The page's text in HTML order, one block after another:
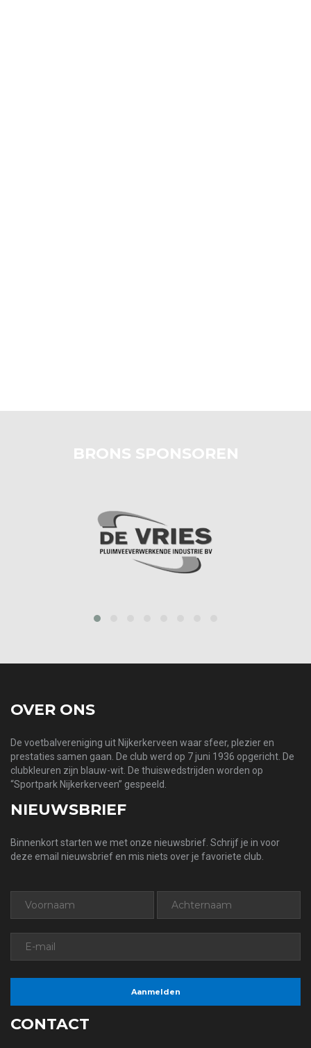
BRONS SPONSOREN
OVER ONS
De voetbalvereniging uit Nijkerkerveen waar sfeer, plezier en
prestaties samen gaan. De club werd op 7 juni 1936 opgericht. De
clubkleuren zijn blauw-wit. De thuiswedstrijden worden op
“Sportpark Nijkerkerveen” gespeeld.
NIEUWSBRIEF
Binnenkort starten we met onze nieuwsbrief. Schrijf je in voor
deze email nieuwsbrief en mis niets over je favoriete club.
CONTACT